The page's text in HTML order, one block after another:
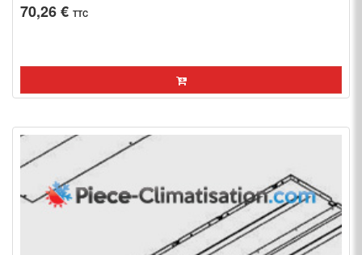
70,26 € TTC